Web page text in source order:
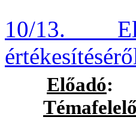
10/13.
Előadó: